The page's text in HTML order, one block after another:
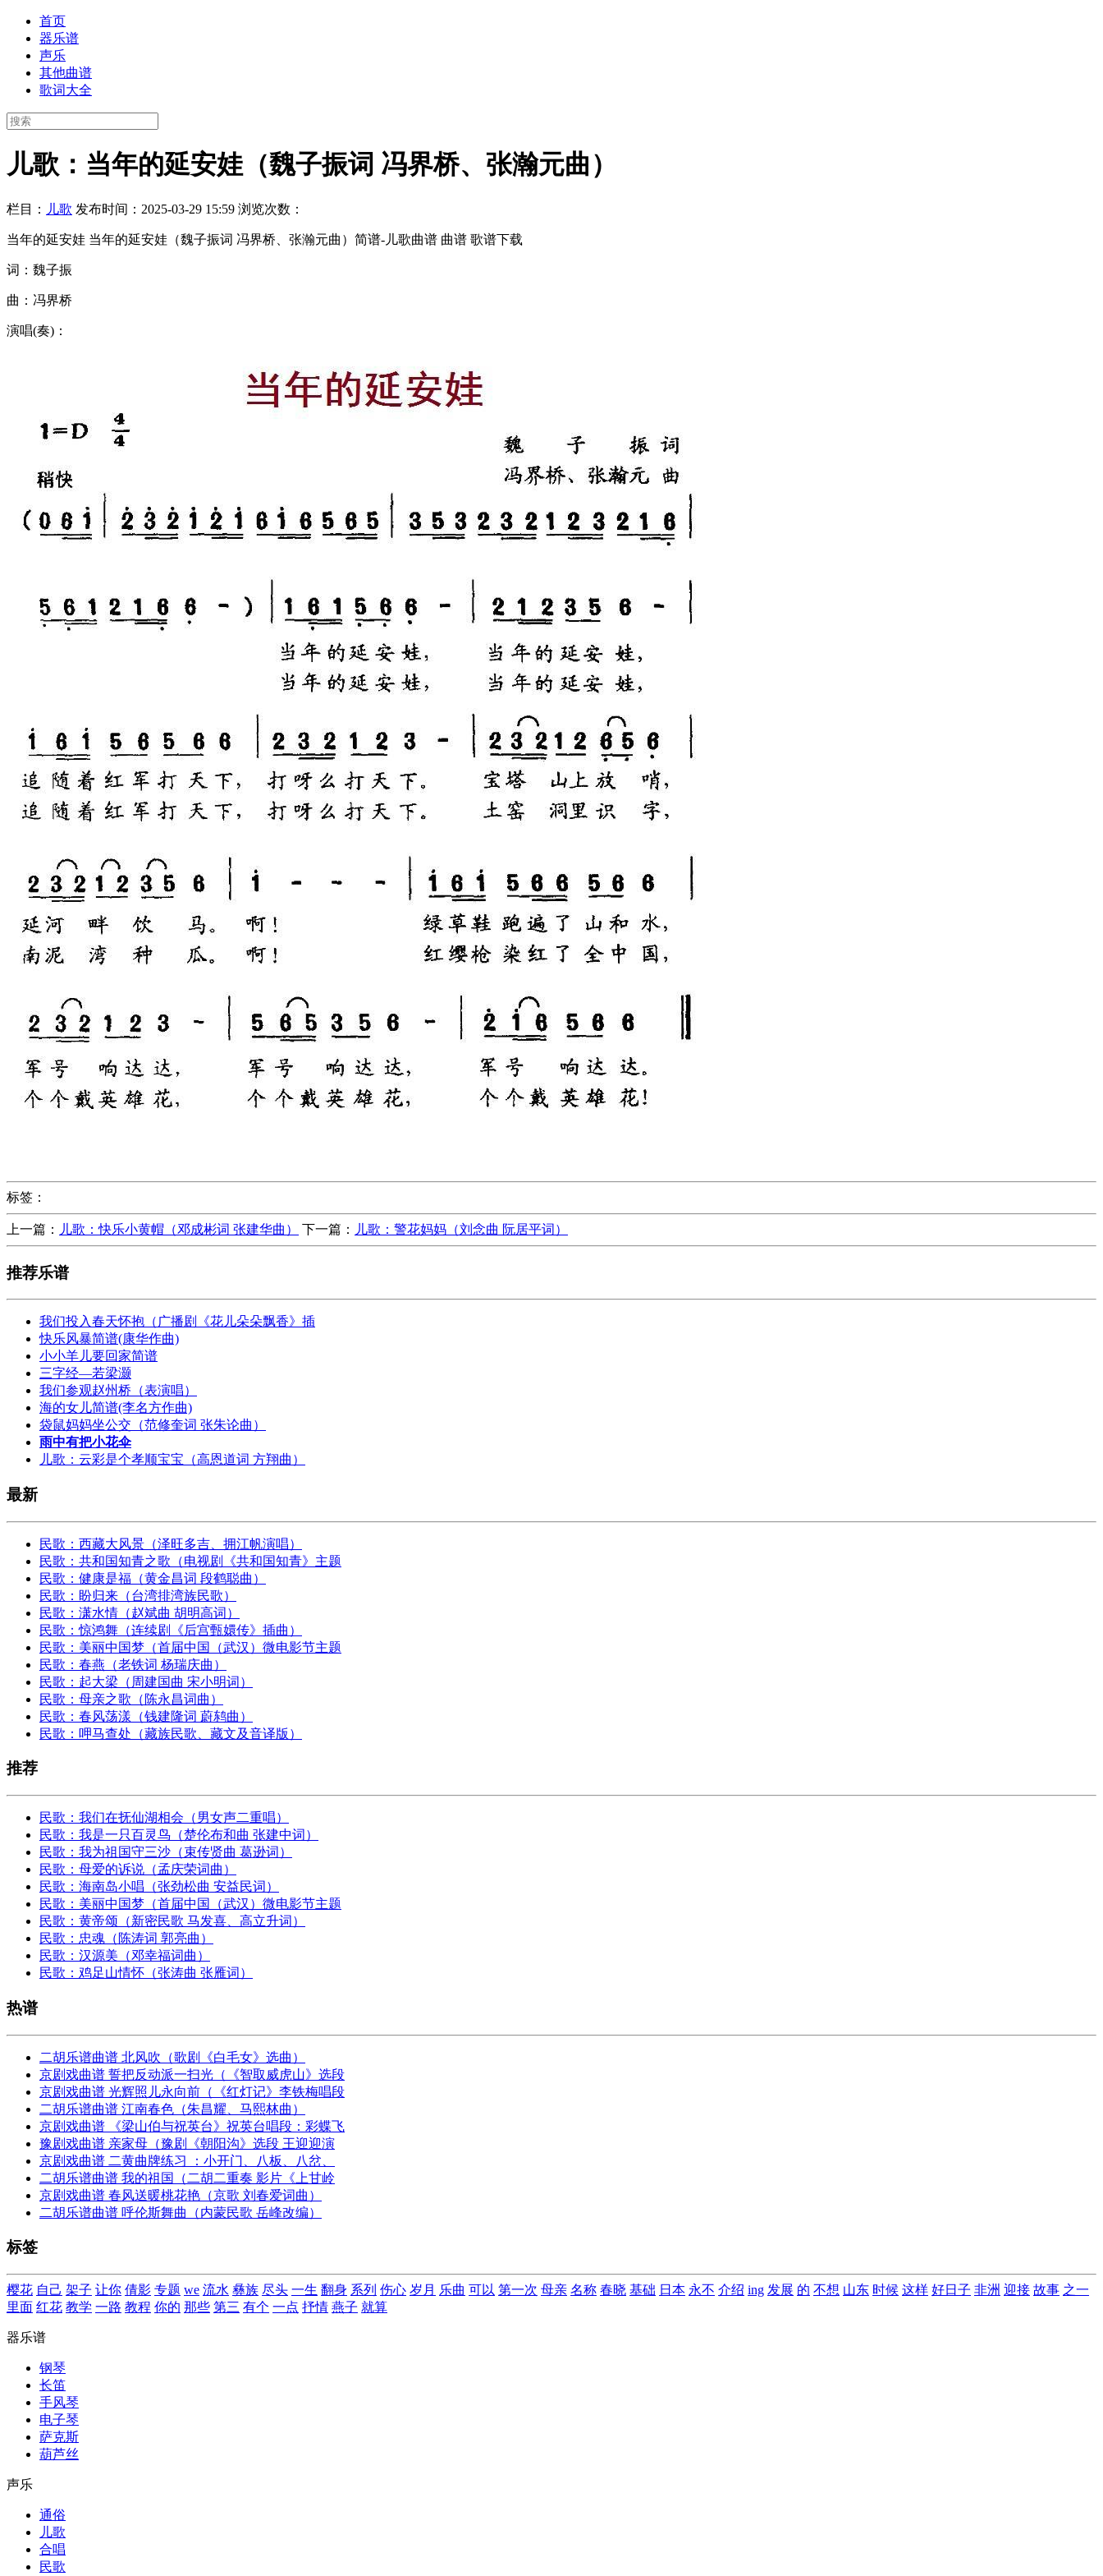
首页
器乐谱
声乐
其他曲谱
歌词大全
儿歌：当年的延安娃（魏子振词 冯界桥、张瀚元曲）
栏目： 儿歌 发布时间：2025-03-29 15:59 浏览次数：
当年的延安娃 当年的延安娃（魏子振词 冯界桥、张瀚元曲）简谱-儿歌曲谱 曲谱 歌谱下载
词：魏子振
曲：冯界桥
演唱(奏)：
标签：
上一篇： 儿歌：快乐小黄帽（邓成彬词 张建华曲） 下一篇： 儿歌：警花妈妈（刘念曲 阮居平词）
推荐乐谱
我们投入春天怀抱（广播剧《花儿朵朵飘香》插
快乐风暴简谱(康华作曲)
小小羊儿要回家简谱
三字经—若梁灏
我们参观赵州桥（表演唱）
海的女儿简谱(李名方作曲)
袋鼠妈妈坐公交（范修奎词 张朱论曲）
雨中有把小花伞
儿歌：云彩是个孝顺宝宝（高恩道词 方翔曲）
最新
民歌：西藏大风景（泽旺多吉、拥江帆演唱）
民歌：共和国知青之歌（电视剧《共和国知青》主题
民歌：健康是福（黄金昌词 段鹤聪曲）
民歌：盼归来（台湾排湾族民歌）
民歌：潇水情（赵斌曲 胡明高词）
民歌：惊鸿舞（连续剧《后宫甄嬛传》插曲）
民歌：美丽中国梦（首届中国（武汉）微电影节主题
民歌：春燕（老铁词 杨瑞庆曲）
民歌：起大梁（周建国曲 宋小明词）
民歌：母亲之歌（陈永昌词曲）
民歌：春风荡漾（钱建隆词 蔚鸫曲）
民歌：呷马查处（藏族民歌、藏文及音译版）
推荐
民歌：我们在抚仙湖相会（男女声二重唱）
民歌：我是一只百灵鸟（楚伦布和曲 张建中词）
民歌：我为祖国守三沙（束传贤曲 葛逊词）
民歌：母爱的诉说（孟庆荣词曲）
民歌：海南岛小唱（张劲松曲 安益民词）
民歌：美丽中国梦（首届中国（武汉）微电影节主题
民歌：黄帝颂（新密民歌 马发喜、高立升词）
民歌：忠魂（陈涛词 郭亮曲）
民歌：汉源美（邓幸福词曲）
民歌：鸡足山情怀（张涛曲 张雁词）
热谱
二胡乐谱曲谱 北风吹（歌剧《白毛女》选曲）
京剧戏曲谱 誓把反动派一扫光（《智取威虎山》选段
京剧戏曲谱 光辉照儿永向前（《红灯记》李铁梅唱段
二胡乐谱曲谱 江南春色（朱昌耀、马熙林曲）
京剧戏曲谱 《梁山伯与祝英台》祝英台唱段：彩蝶飞
豫剧戏曲谱 亲家母（豫剧《朝阳沟》选段 王迎迎演
京剧戏曲谱 二黄曲牌练习 ：小开门、八板、八岔、
二胡乐谱曲谱 我的祖国（二胡二重奏 影片《上甘岭
京剧戏曲谱 春风送暖桃花艳（京歌 刘春爱词曲）
二胡乐谱曲谱 呼伦斯舞曲（内蒙民歌 岳峰改编）
标签
樱花 自己 架子 让你 倩影 专题 we 流水 彝族 尽头 一生 翻身 系列 伤心 岁月 乐曲 可以 第一次 母亲 名称 春晓 基础 日本 永不 介绍 ing 发展 的 不想 山东 时候 这样 好日子 非洲 迎接 故事 之一
里面 红花 教学 一路 教程 你的 那些 第三 有个 一点 抒情 燕子 就算
器乐谱
钢琴
长笛
手风琴
电子琴
萨克斯
葫芦丝
声乐
通俗
儿歌
合唱
民歌